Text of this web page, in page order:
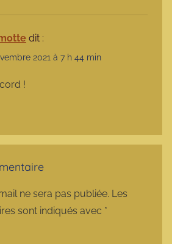
dit :
2021 à 7 h 44 min
!
ne sera pas publiée. Les
sont indiqués avec *